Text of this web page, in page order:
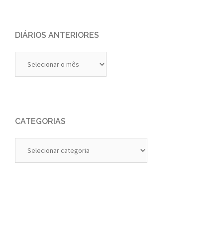
DIÁRIOS ANTERIORES
Anteriores
CATEGORIAS